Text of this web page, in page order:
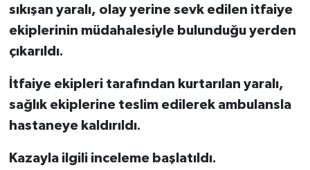
sıkışan yaralı, olay yerine sevk edilen itfaiye
ekiplerinin müdahalesiyle bulunduğu yerden
çıkarıldı.
İtfaiye ekipleri tarafından kurtarılan yaralı,
sağlık ekiplerine teslim edilerek ambulansla
hastaneye kaldırıldı.
Kazayla ilgili inceleme başlatıldı.